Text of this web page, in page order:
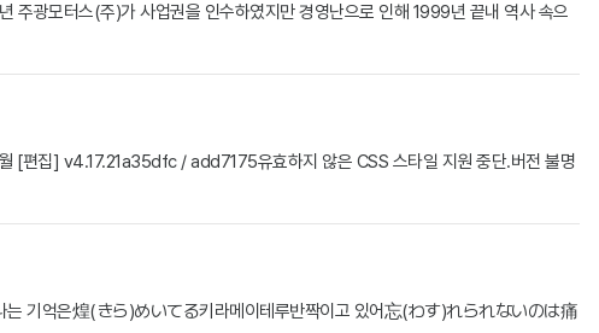
주광모터스(주)가 사업권을 인수하였지만 경영난으로 인해 1999년 끝내 역사 속으
[편집] v4.17.21a35dfc / add7175유효하지 않은 CSS 스타일 지원 중단.버전 불명
기억은煌(きら)めいてる키라메이테루반짝이고 있어忘(わす)れられないのは痛